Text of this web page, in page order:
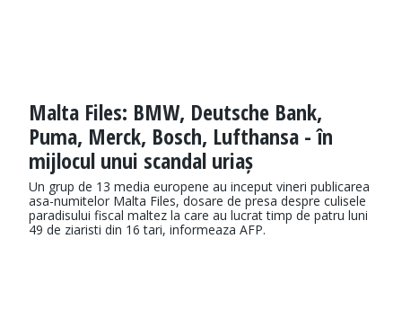
Malta Files: BMW, Deutsche Bank,
Puma, Merck, Bosch, Lufthansa - în
mijlocul unui scandal uriaș
Un grup de 13 media europene au inceput vineri publicarea
asa-numitelor Malta Files, dosare de presa despre culisele
paradisului fiscal maltez la care au lucrat timp de patru luni
49 de ziaristi din 16 tari, informeaza AFP.